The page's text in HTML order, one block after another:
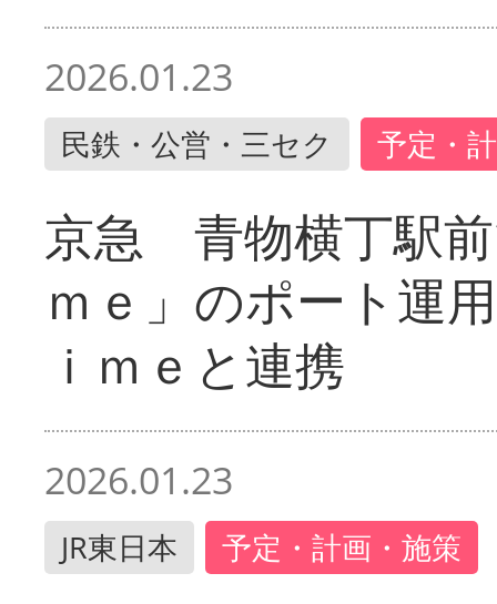
2026.01.23
民鉄・公営・三セク 予定・
京急 青物横丁駅
ｍｅ」のポート運
ｉｍｅと連携
2026.01.23
JR東日本 予定・計画・施策